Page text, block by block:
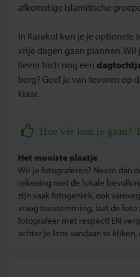
afkomstige islamitische
In Karakol kun je je optionele
vrije dagen gaan plannen.
liever toch nog een
berg? Geef je van tevoren op
klaar.
Hoe vér kun je gaan?
Het mooiste plaatje
Wil je fotograferen? Neem dan
rekening met de lokale
zijn vaak fotogeniek, ook
vraag toestemming, laat de
fotografeer met respect! EN
achter je lens vandaan te